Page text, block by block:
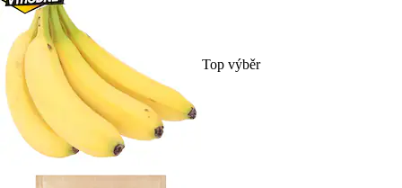
Top výběr